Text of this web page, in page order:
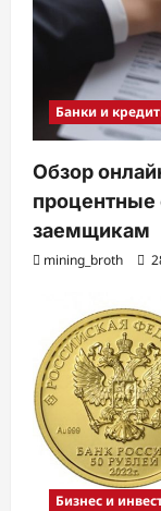
Банки и
Обзор
процентные
заемщикам
mining_broth
Бизнес и